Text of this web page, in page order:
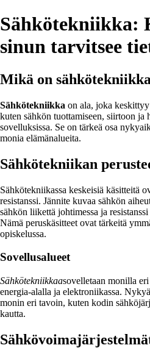
Sähkötekniikka:
sinun tarvitsee
Mikä on
Sähkötekniikka on ala, joka
kuten sähkön tuottamiseen, siirtoon ja
sovelluksissa. Se on tärkeä osa
monia elämänalueita.
Sähkötekniikan
Sähkötekniikassa keskeisiä käsitteitä
resistanssi. Jännite kuvaa sähkön
sähkön liikettä johtimessa ja
Nämä peruskäsitteet ovat tärkeitä
opiskelussa.
Sovellusalueet
Sähkötekniikkaasovelletaan monilla
energia-alalla ja elektroniikassa.
monin eri tavoin, kuten kodin
kautta.